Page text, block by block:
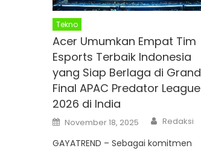
Tekno
Acer Umumkan Empat Tim
Esports Terbaik Indonesia
yang Siap Berlaga di Grand
Final APAC Predator League
2026 di India
Posted
on
November 18, 2025 Author
Redaksi
GAYATREND – Sebagai komitmen